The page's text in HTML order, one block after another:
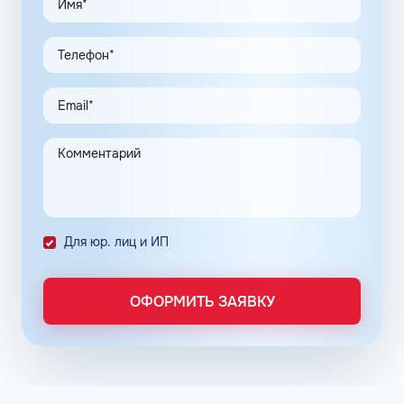
Экономия и качество сервиса, предоставляемого для
клиентов в рамках данной программы, привлекают
предпринимателей. Заправочные карты для ИП
значительно упрощают выполнение задач в области
транспортной логистики.
Автоматизация процессов транспортной логистики
помогает упростить работу сотрудников, сократить
количество поставленных задач и трудозатрат на их
Снизить расходы на топливо помогает контроль
расходов, который осуществляется в упрощенном
Систематизация и сбор информации в одном месте о
расходах водителей на заправках поможет выявить
недобросовестных сотрудников. Использование средств
компании в собственных интересах легко выявить, если
Для юр. лиц и ИП
ОФОРМИТЬ ЗАЯВКУ